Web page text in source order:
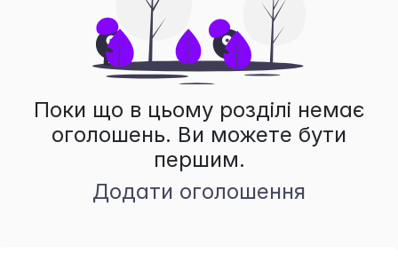
Поки що в цьому розділі немає
оголошень. Ви можете бути
першим.
Додати оголошення